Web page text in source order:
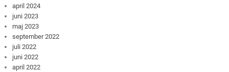
april 2024
juni 2023
maj 2023
september 2022
juli 2022
juni 2022
april 2022